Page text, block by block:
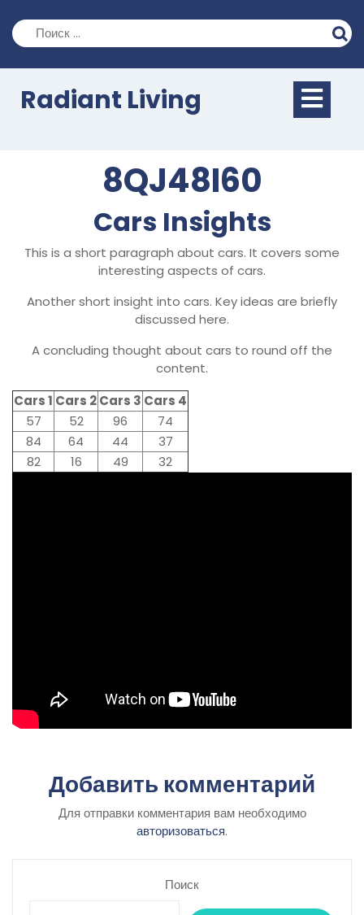
содержимому
Radiant Living
8QJ48I60
Cars Insights
This is a short paragraph about cars. It covers some
interesting aspects of cars.
Another short insight into cars. Key ideas are briefly
discussed here.
A concluding thought about cars to round off the
content.
Cars 1 Cars 2Cars 3 Cars 4
57
52 96
74
84
64 44
37
82
16 49 32
Добавить комментарий
Для отправки комментария вам необходимо
авторизоваться.
Поиск